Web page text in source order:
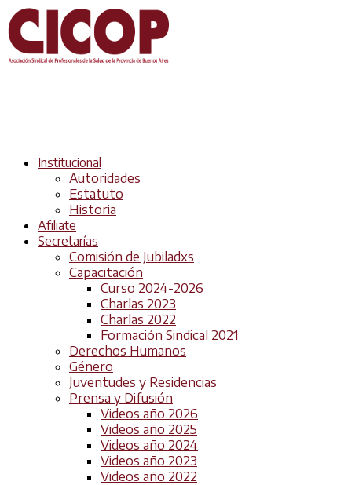
Institucional
Autoridades
Estatuto
Historia
Afiliate
Secretarías
Comisión de Jubiladxs
Capacitación
Curso 2024-2026
Charlas 2023
Charlas 2022
Formación Sindical 2021
Derechos Humanos
Género
Juventudes y Residencias
Prensa y Difusión
Videos año 2026
Videos año 2025
Videos año 2024
Videos año 2023
Videos año 2022